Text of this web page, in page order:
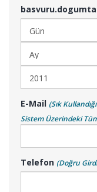
E-Mail (Sık
Sistem Üzerindeki
Telefon (Doğru